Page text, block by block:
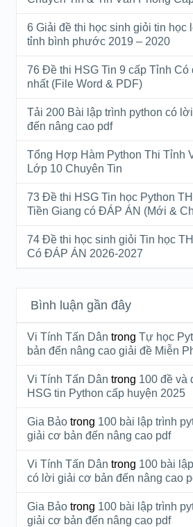
6 Giải đề thi học sinh giỏi tin học
tỉnh bình phước 2019 – 2020
76 Đề thi HSG Tin 9 cấp Tỉnh Có
nhất (File Word & PDF)
Tải 200 Bài lập trình python có
đến nâng cao pdf
Tổng Hợp Hàm Python Thi Tỉnh
Lớp 10 Chuyên Tin
73 Đề thi HSG Tin học Python
Tiền Giang có ĐÁP ÁN (Mới &
74 Đề thi học sinh giỏi Tin học
Có ĐÁP ÁN 2026-2027
Bình luận gần đây
Vi Tính Tấn Dân trongTự học
bản đến nâng cao giải đề Miễn
Vi Tính Tấn Dân trong 100 đề và
HSG tin Python cấp huyện 2025
Gia Bảo trong 100 bài lập trình
giải cơ bản đến nâng cao pdf
Vi Tính Tấn Dân trong 100 bài
có lời giải cơ bản đến nâng cao
Gia Bảo trong 100 bài lập trình
giải cơ bản đến nâng cao pdf